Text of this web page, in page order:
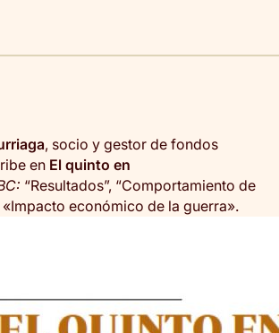
, socio y gestor de fondos
en El quinto en
“Resultados”, “Comportamiento de
«Impacto económico de la guerra».